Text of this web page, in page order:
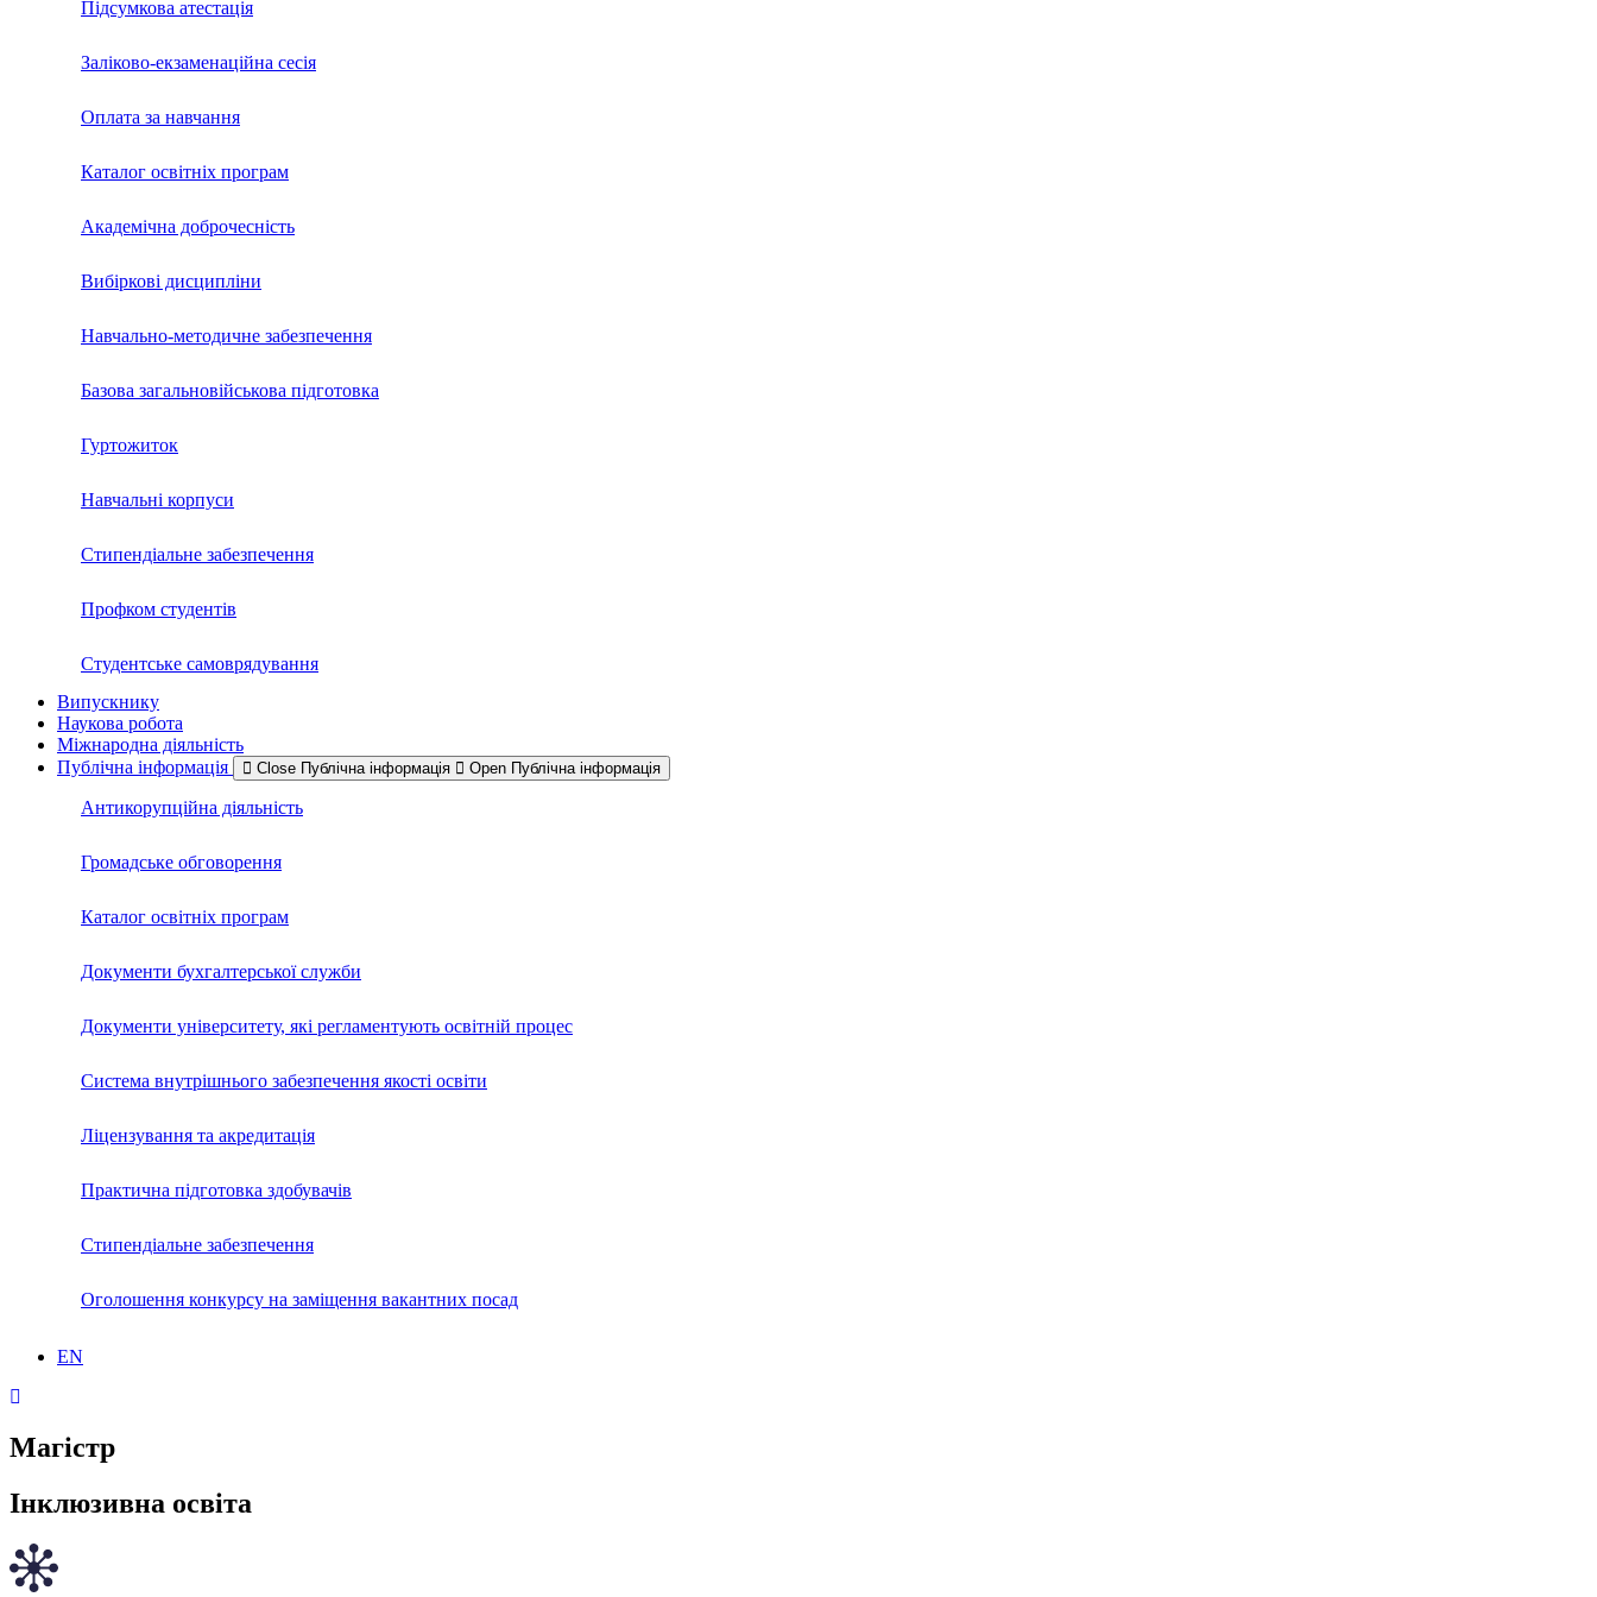
Підсумкова атестація
Заліково-екзаменаційна сесія
Оплата за навчання
Каталог освітніх програм
Академічна доброчесність
Вибіркові дисципліни
Навчально-методичне забезпечення
Базова загальновійськова підготовка
Гуртожиток
Навчальні корпуси
Стипендіальне забезпечення
Профком студентів
Студентське самоврядування
Випускнику
Наукова робота
Міжнародна діяльність
Публічна інформація
Close Публічна інформація Open Публічна інформація
Антикорупційна діяльність
Громадське обговорення
Каталог освітніх програм
Документи бухгалтерської служби
Документи університету, які регламентують освітній процес
Система внутрішнього забезпечення якості освіти
Ліцензування та акредитація
Практична підготовка здобувачів
Стипендіальне забезпечення
Оголошення конкурсу на заміщення вакантних посад
EN
Магістр
Інклюзивна освіта